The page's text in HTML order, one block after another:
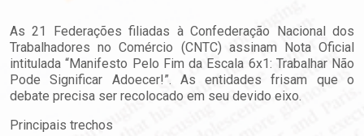
As 21 Federações filiadas à Confederação Nacional dos
Trabalhadores no Comércio (CNTC) assinam Nota Oficial
intitulada “Manifesto Pelo Fim da Escala 6x1: Trabalhar Não
Pode Significar Adoecer!”. As entidades frisam que o
debate precisa ser recolocado em seu devido eixo.
Principais trechos